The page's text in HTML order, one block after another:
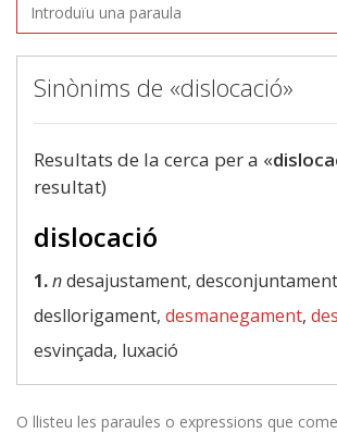
Sinònims de «dislocació»
Resultats de la cerca per a «
resultat)
dislocació
1.ndesajustament,
desllorigament, desmanegament,
esvinçada, luxació
O llisteu les paraules o expressions que